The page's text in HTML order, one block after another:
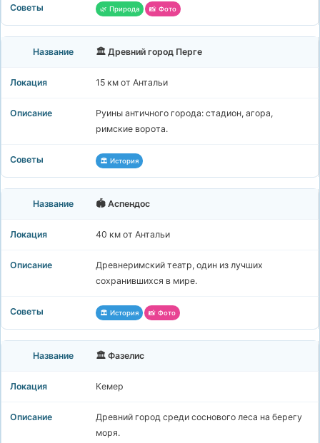
🌿 Природа 📸 Фото
🏛️ Древний город Перге
15 км от Антальи
Руины античного города: стадион, агора,
римские ворота.
🏛️ История
🏟️ Аспендос
40 км от Антальи
Древнеримский театр, один из лучших
сохранившихся в мире.
🏛️ История 📸 Фото
🏛️ Фазелис
Кемер
Древний город среди соснового леса на берегу
моря.